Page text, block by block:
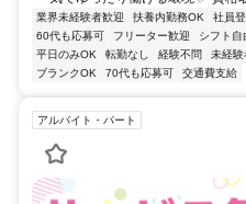
業界未経験者歓迎 扶養内勤務OK 社員
60代も応募可
フリーター歓迎 シフト自
平日のみOK
転勤なし 経験不問 未経験
ブランクOK
70代も応募可 交通費支給
アルバイト・パート